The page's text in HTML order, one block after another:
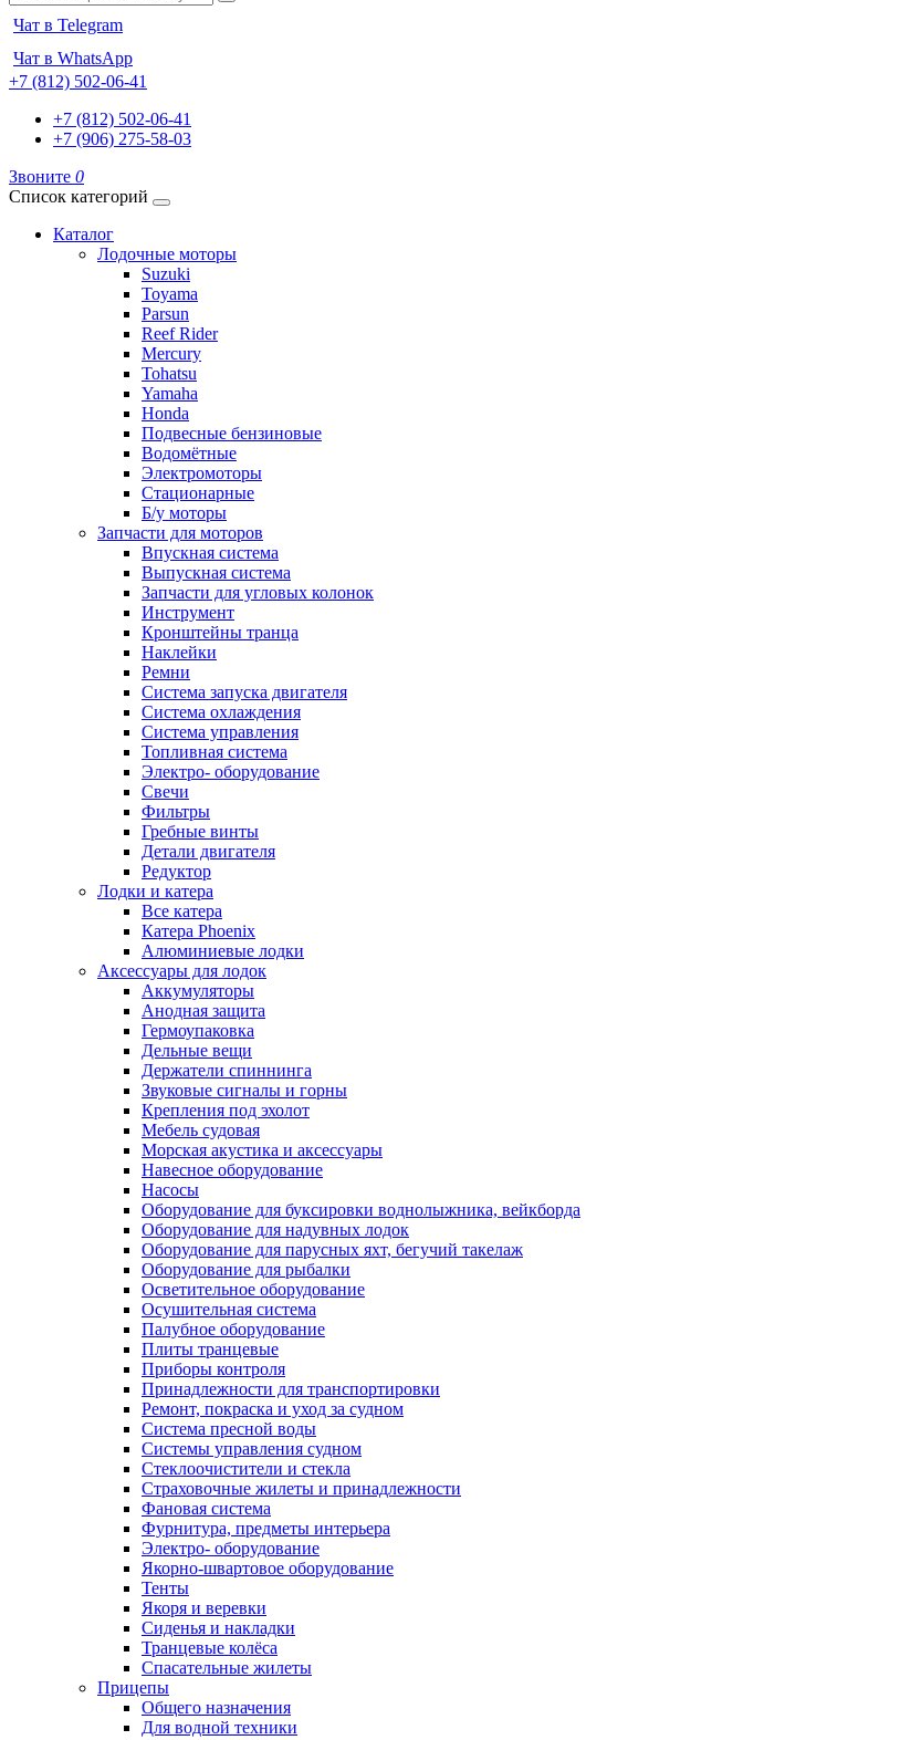
Чат в Telegram
Чат в WhatsApp
+7 (812) 502-06-41
+7 (812) 502-06-41
+7 (906) 275-58-03
Звоните 0
Список категорий
Каталог
Лодочные моторы
Suzuki
Toyama
Parsun
Reef Rider
Mercury
Tohatsu
Yamaha
Honda
Подвесные бензиновые
Водомётные
Электромоторы
Стационарные
Б/у моторы
Запчасти для моторов
Впускная система
Выпускная система
Запчасти для угловых колонок
Инструмент
Кронштейны транца
Наклейки
Ремни
Система запуска двигателя
Система охлаждения
Система управления
Топливная система
Электро- оборудование
Свечи
Фильтры
Гребные винты
Детали двигателя
Редуктор
Лодки и катера
Все катера
Катера Phoenix
Алюминиевые лодки
Аксессуары для лодок
Аккумуляторы
Анодная защита
Гермоупаковка
Дельные вещи
Держатели спиннинга
Звуковые сигналы и горны
Крепления под эхолот
Мебель судовая
Морская акустика и аксессуары
Навесное оборудование
Насосы
Оборудование для буксировки воднолыжника, вейкборда
Оборудование для надувных лодок
Оборудование для парусных яхт, бегучий такелаж
Оборудование для рыбалки
Осветительное оборудование
Осушительная система
Палубное оборудование
Плиты транцевые
Приборы контроля
Принадлежности для транспортировки
Ремонт, покраска и уход за судном
Система пресной воды
Системы управления судном
Стеклоочистители и стекла
Страховочные жилеты и принадлежности
Фановая система
Фурнитура, предметы интерьера
Электро- оборудование
Якорно-швартовое оборудование
Тенты
Якоря и веревки
Сиденья и накладки
Транцевые колёса
Спасательные жилеты
Прицепы
Общего назначения
Для водной техники